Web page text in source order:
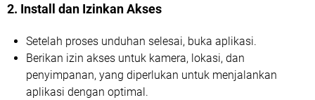
2. Install dan Izinkan Akses
Setelah proses unduhan selesai, buka aplikasi.
Berikan izin akses untuk kamera, lokasi, dan
penyimpanan, yang diperlukan untuk menjalankan
aplikasi dengan optimal.